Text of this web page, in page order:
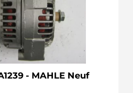
- MAHLE Neuf